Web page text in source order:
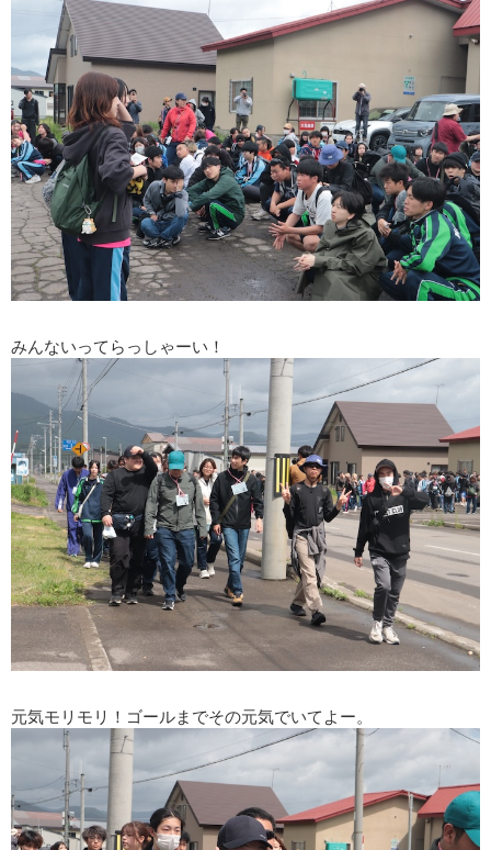
みんないってらっしゃーい！
元気モリモリ！ゴールまでその元気でいてよー。